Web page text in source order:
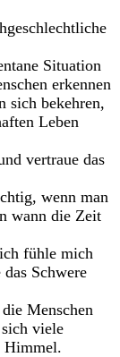
Situation
erkennen
sich bekehren,
Leben
vertraue das
wenn man
wann die Zeit
fühle mich
Schwere
Menschen
viele
Himmel.